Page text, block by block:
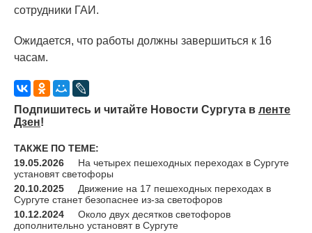
сотрудники ГАИ.
Ожидается, что работы должны завершиться к 16
часам.
Подпишитесь и читайте Новости Сургута в ленте
Дзен!
ТАКЖЕ ПО ТЕМЕ:
19.05.2026
На четырех пешеходных переходах в Сургуте
установят светофоры
20.10.2025
Движение на 17 пешеходных переходах в
Сургуте станет безопаснее из-за светофоров
10.12.2024
Около двух десятков светофоров
дополнительно установят в Сургуте